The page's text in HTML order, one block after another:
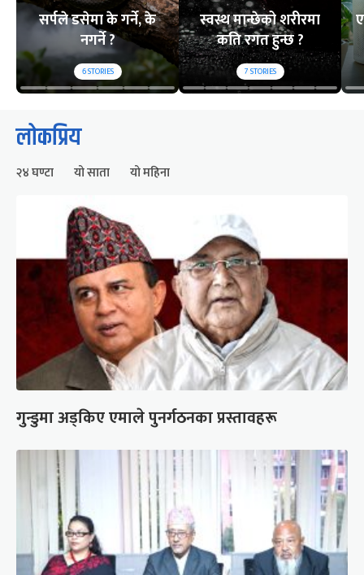
सर्पले डसेमा के गर्ने, के
नगर्ने ?
6STORIES
स्वस्थ मान्छेको शरीरमा
कति रगत हुन्छ ?
7STORIES
लोकप्रिय
२४ घण्टा यो साता यो महिना
गुन्डुमा अड्किए एमाले पुनर्गठनका प्रस्तावहरू